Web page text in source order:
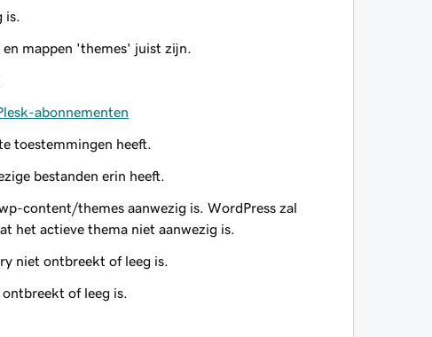
is.
mappen 'themes' juist zijn.
abonnementen
toestemmingen heeft.
bestanden erin heeft.
content/themes aanwezig is. WordPress zal
het actieve thema niet aanwezig is.
niet ontbreekt of leeg is.
of leeg is.